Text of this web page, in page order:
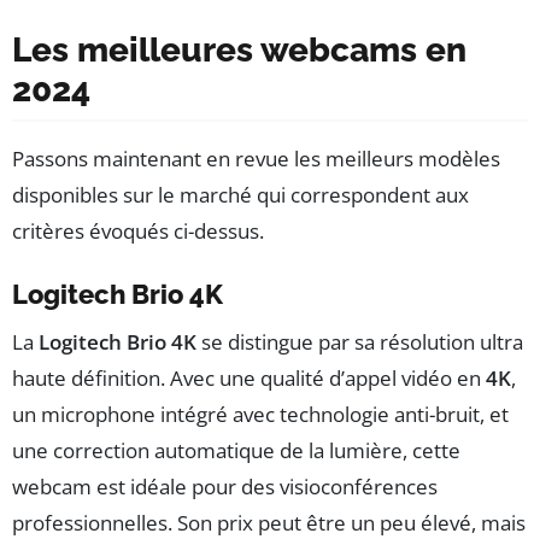
Les meilleures webcams en
2024
Passons maintenant en revue les meilleurs modèles
disponibles sur le marché qui correspondent aux
critères évoqués ci-dessus.
Logitech Brio 4K
La Logitech Brio 4Kse distingue par sa résolution ultra
haute définition. Avec une qualité d’appel vidéo en 4K,
un microphone intégré avec technologie anti-bruit, et
une correction automatique de la lumière, cette
webcam est idéale pour des visioconférences
professionnelles. Son prix peut être un peu élevé, mais